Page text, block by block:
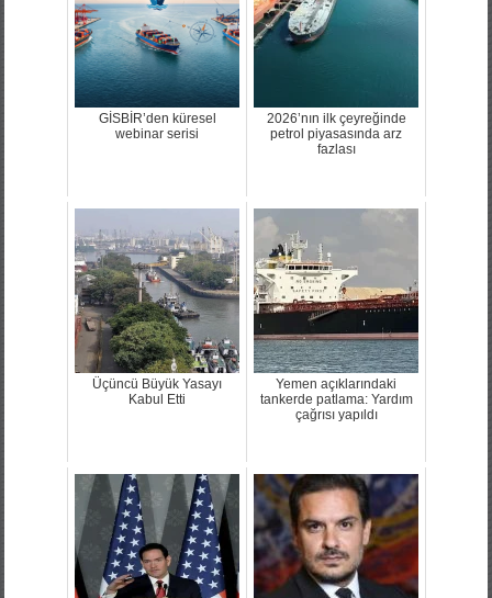
GİSBİR’den küresel
webinar serisi
2026’nın ilk çeyreğinde
petrol piyasasında arz
fazlası
Üçüncü Büyük Yasayı
Kabul Etti
Yemen açıklarındaki
tankerde patlama: Yardım
çağrısı yapıldı